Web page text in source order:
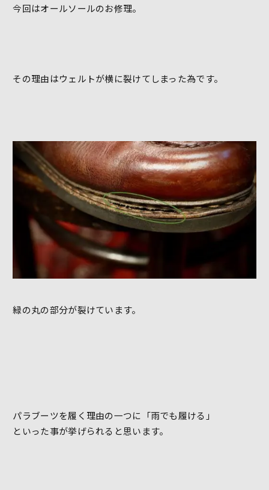
今回はオールソールのお修理。
その理由はウェルトが横に裂けてしまった為です。
緑の丸の部分が裂けています。
パラブーツを履く理由の一つに「雨でも履ける」
といった事が挙げられると思います。